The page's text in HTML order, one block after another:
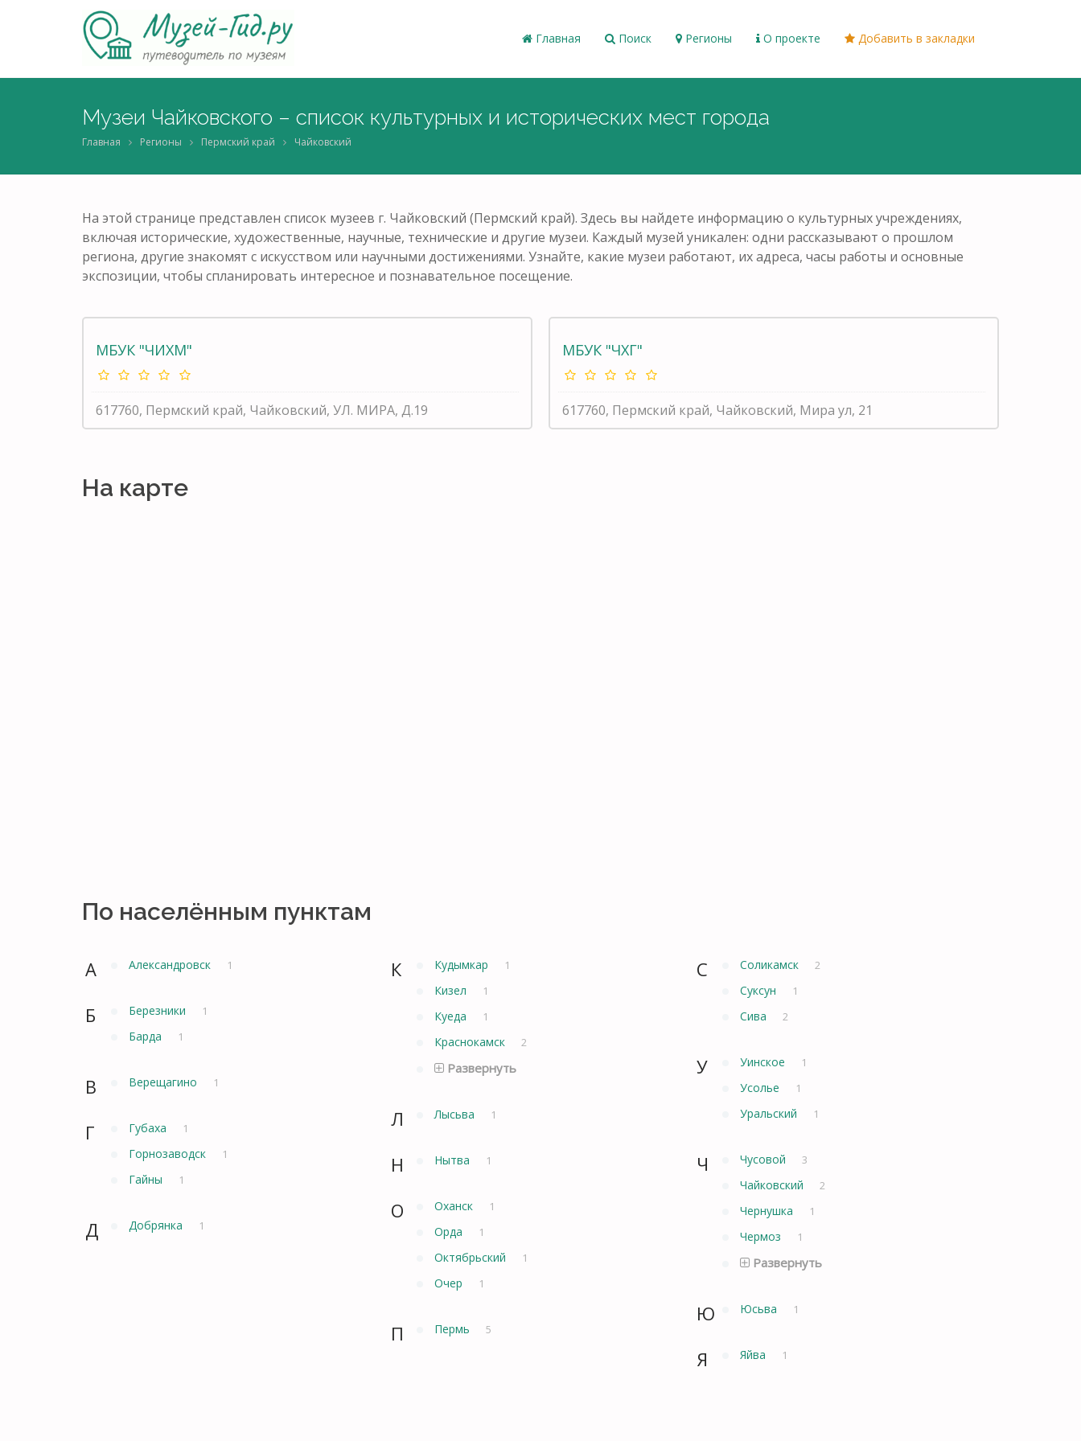
Главная Поиск Регионы О проекте Добавить в закладки
Музеи Чайковского – список культурных и исторических мест города
Главная Регионы Пермский край Чайковский
На этой странице представлен список музеев г. Чайковский (Пермский край). Здесь вы найдете информацию о культурных учреждениях,
включая исторические, художественные, научные, технические и другие музеи. Каждый музей уникален: одни рассказывают о прошлом
региона, другие знакомят с искусством или научными достижениями. Узнайте, какие музеи работают, их адреса, часы работы и основные
экспозиции, чтобы спланировать интересное и познавательное посещение.
МБУК "ЧИХМ"
617760, Пермский край, Чайковский, УЛ. МИРА, Д.19
МБУК "ЧХГ"
617760, Пермский край, Чайковский, Мира ул, 21
На карте
По населённым пунктам
А Александровск 1
Б Березники 1
Барда 1
В Верещагино 1
Г Губаха 1
Горнозаводск 1
Гайны 1
Д Добрянка 1
К Кудымкар 1
Кизел 1
Куеда 1
Краснокамск 2
Развернуть
Л Лысьва 1
Н Нытва 1
О Оханск 1
Орда 1
Октябрьский 1
Очер 1
П Пермь 5
С Соликамск 2
Суксун 1
Сива 2
У Уинское 1
Усолье 1
Уральский 1
Ч Чусовой 3
Чайковский 2
Чернушка 1
Чермоз 1
Развернуть
Ю Юсьва 1
Я Яйва 1